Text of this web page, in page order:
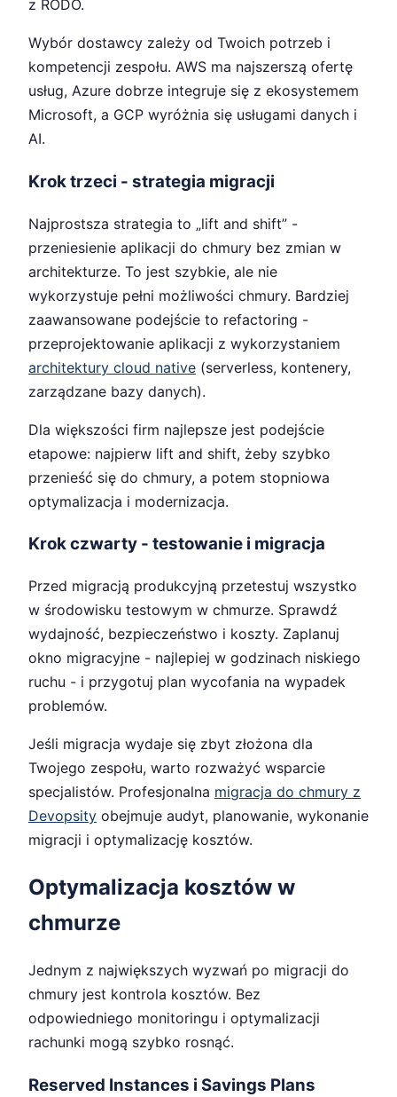
z RODO.
Wybór dostawcy zależy od Twoich potrzeb i
kompetencji zespołu. AWS ma najszerszą ofertę
usług, Azure dobrze integruje się z ekosystemem
Microsoft, a GCP wyróżnia się usługami danych i
AI.
Krok trzeci - strategia migracji
Najprostsza strategia to „lift and shift” -
przeniesienie aplikacji do chmury bez zmian w
architekturze. To jest szybkie, ale nie
wykorzystuje pełni możliwości chmury. Bardziej
zaawansowane podejście to refactoring -
przeprojektowanie aplikacji z wykorzystaniem
architektury cloud native (serverless, kontenery,
zarządzane bazy danych).
Dla większości firm najlepsze jest podejście
etapowe: najpierw lift and shift, żeby szybko
przenieść się do chmury, a potem stopniowa
optymalizacja i modernizacja.
Krok czwarty - testowanie i migracja
Przed migracją produkcyjną przetestuj wszystko
w środowisku testowym w chmurze. Sprawdź
wydajność, bezpieczeństwo i koszty. Zaplanuj
okno migracyjne - najlepiej w godzinach niskiego
ruchu - i przygotuj plan wycofania na wypadek
problemów.
Jeśli migracja wydaje się zbyt złożona dla
Twojego zespołu, warto rozważyć wsparcie
specjalistów. Profesjonalna migracja do chmury z
Devopsity obejmuje audyt, planowanie, wykonanie
migracji i optymalizację kosztów.
Optymalizacja kosztów w
chmurze
Jednym z największych wyzwań po migracji do
chmury jest kontrola kosztów. Bez
odpowiedniego monitoringu i optymalizacji
rachunki mogą szybko rosnąć.
Reserved Instances i Savings Plans